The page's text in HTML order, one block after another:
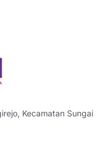
Kecamatan Sungai